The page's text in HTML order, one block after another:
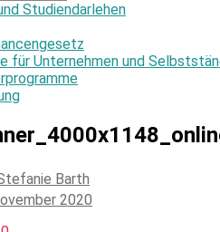
Studiendarlehen
für Unternehmen und
Barth
2020